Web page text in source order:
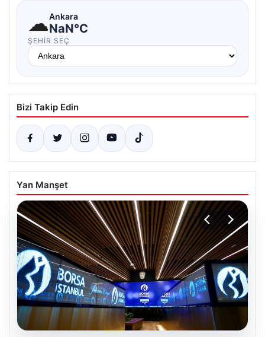
☁Ankara
NaN°C
ŞEHIR SEÇ
Bizi Takip Edin
Yan Manşet